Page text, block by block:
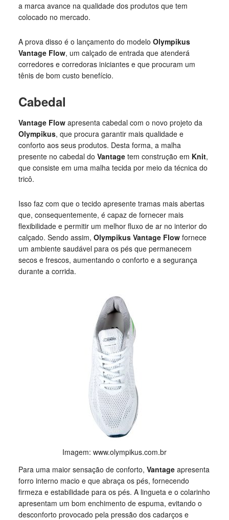
a marca avance na qualidade dos produtos que tem
colocado no mercado.
A prova disso é o lançamento do modelo Olympikus
Vantage Flow, um calçado de entrada que atenderá
corredores e corredoras iniciantes e que procuram um
tênis de bom custo benefício.
Cabedal
Vantage Flowapresenta cabedal com o novo projeto da
Olympikus, que procura garantir mais qualidade e
conforto aos seus produtos. Desta forma, a malha
presente no cabedal do Vantagetem construção em Knit,
que consiste em uma malha tecida por meio da técnica do
tricô.
Isso faz com que o tecido apresente tramas mais abertas
que, consequentemente, é capaz de fornecer mais
flexibilidade e permitir um melhor fluxo de ar no interior do
calçado. Sendo assim, Olympikus Vantage Flowfornece
um ambiente saudável para os pés que permanecem
secos e frescos, aumentando o conforto e a segurança
durante a corrida.
Imagem: www.olympikus.com.br
Para uma maior sensação de conforto, Vantage apresenta
forro interno macio e que abraça os pés, fornecendo
firmeza e estabilidade para os pés. A lingueta e o colarinho
apresentam um bom enchimento de espuma, evitando o
desconforto provocado pela pressão dos cadarços e